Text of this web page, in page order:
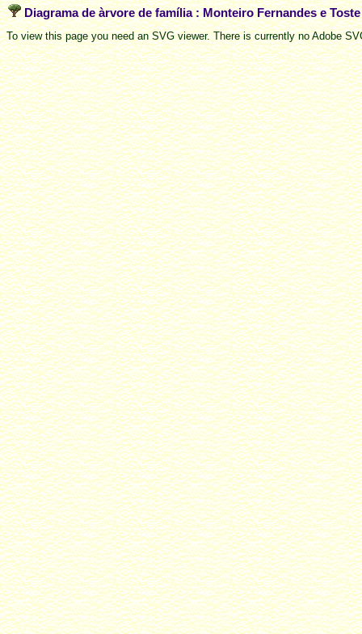
Diagrama de àrvore de família : Monteiro Fernandes e
To view this page you need an SVG viewer. There is currently no Adobe